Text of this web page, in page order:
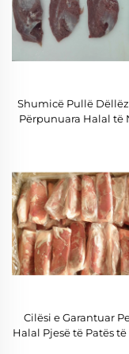
Shumicë Pullë
Përpunuara Halal të
Cilësi e Garantuar
Halal Pjesë të Patës të